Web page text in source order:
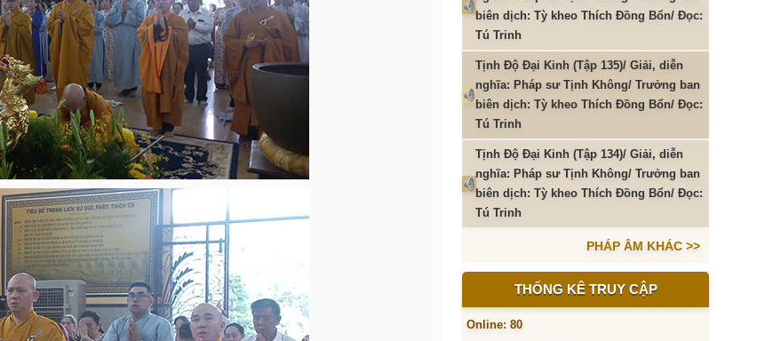
biên dịch: Tỳ kheo Thích Đồng Bổn/ Đọc:
Tú Trinh
Tịnh Độ Đại Kinh (Tập 135)/ Giải, diễn
nghĩa: Pháp sư Tịnh Không/ Trưởng ban
biên dịch: Tỳ kheo Thích Đồng Bổn/ Đọc:
Tú Trinh
Tịnh Độ Đại Kinh (Tập 134)/ Giải, diễn
nghĩa: Pháp sư Tịnh Không/ Trưởng ban
biên dịch: Tỳ kheo Thích Đồng Bổn/ Đọc:
Tú Trinh
PHÁP ÂM KHÁC >>
THỐNG KÊ TRUY CẬP
Online: 80